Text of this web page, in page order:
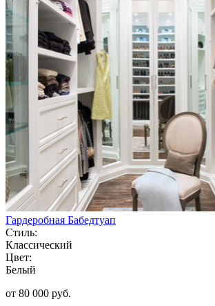
Гардеробная Бабедтуап
Стиль:
Классический
Цвет:
Белый
от 80 000 руб.